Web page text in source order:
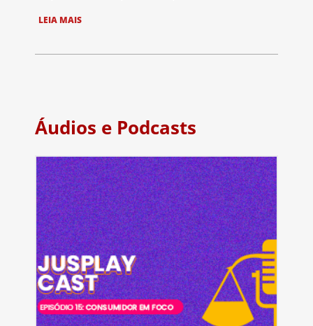
LEIA MAIS
Áudios e Podcasts